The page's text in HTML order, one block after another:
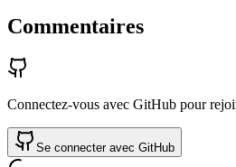
Commentaires
Connectez-vous avec GitHub pour
Se connecter avec GitHub